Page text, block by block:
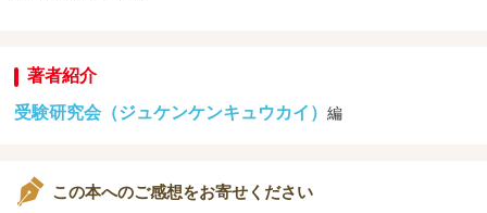
著者紹介
受験研究会（ジュケンケンキュウカイ）編
この本へのご感想をお寄せください